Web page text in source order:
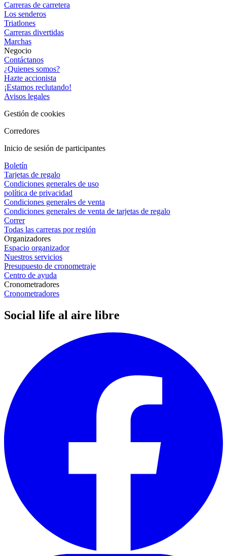
Carreras de carretera
Los senderos
Triatlones
Carreras divertidas
Marchas
Negocio
Contáctanos
¿Quienes somos?
Hazte accionista
¡Estamos reclutando!
Avisos legales
Gestión de cookies
Corredores
Inicio de sesión de participantes
Boletín
Tarjetas de regalo
Condiciones generales de uso
política de privacidad
Condiciones generales de venta
Condiciones generales de venta de tarjetas de regalo
Correr
Todas las carreras por región
Organizadores
Espacio organizador
Nuestros servicios
Presupuesto de cronometraje
Centro de ayuda
Cronometradores
Cronometradores
Social life al aire libre